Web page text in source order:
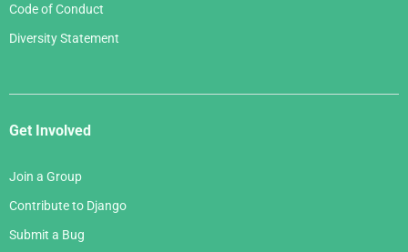
Code of Conduct
Diversity Statement
Get Involved
Join a Group
Contribute to Django
Submit a Bug